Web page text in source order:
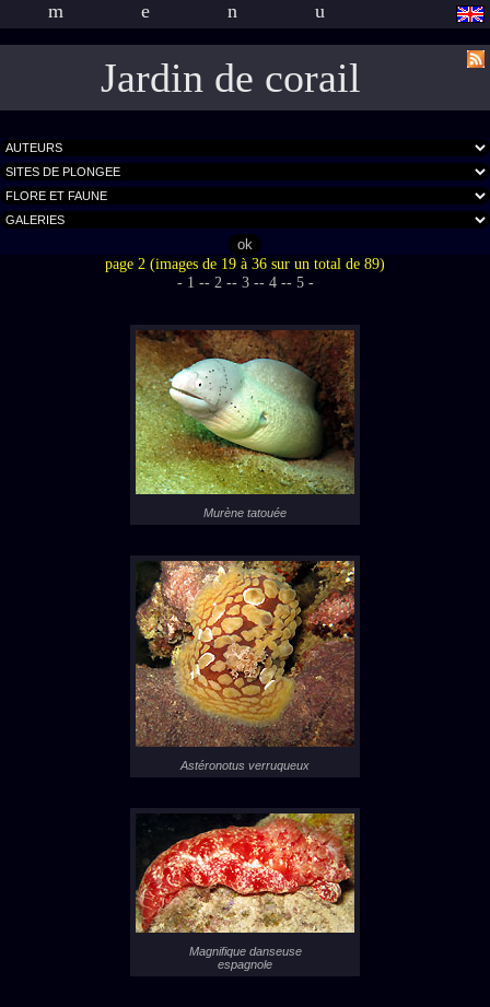
menu
Jardin de corail
page 2 (images de 19 à 36 sur un total de 89)
- 1 -- 2 -- 3 -- 4 -- 5 -
Murène tatouée
Astéronotus verruqueux
Magnifique danseuse
espagnole